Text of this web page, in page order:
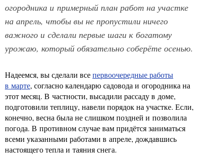
огородника и примерный план работ на участке
на апрель, чтобы вы не пропустили ничего
важного и сделали первые шаги к богатому
урожаю, который обязательно соберёте осенью.
Надеемся, вы сделали всепервоочередные работы
в марте, согласно календарю садовода и огородника на
этот месяц. В частности, высадили рассаду в доме,
подготовили теплицу, навели порядок на участке. Если,
конечно, весна была не слишком поздней и позволила
погода. В противном случае вам придётся заниматься
всеми указанными работами в апреле, дождавшись
настоящего тепла и таяния снега.